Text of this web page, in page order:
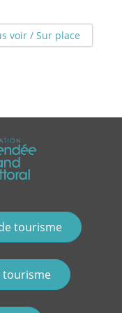
voir / Sur place
tourisme
tourisme